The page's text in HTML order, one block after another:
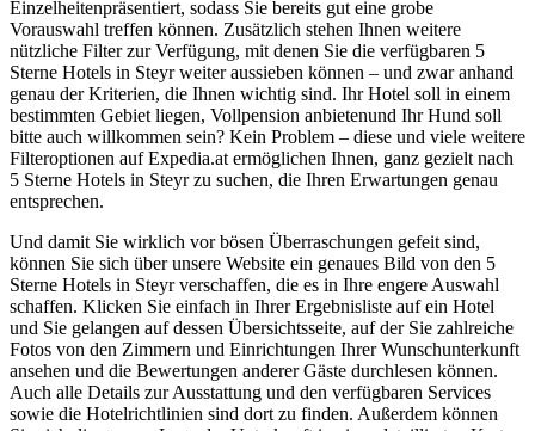
Einzelheitenpräsentiert, sodass Sie bereits gut eine grobe
Vorauswahl treffen können. Zusätzlich stehen Ihnen weitere
nützliche Filter zur Verfügung, mit denen Sie die verfügbaren 5
Sterne Hotels in Steyr weiter aussieben können – und zwar anhand
genau der Kriterien, die Ihnen wichtig sind. Ihr Hotel soll in einem
bestimmten Gebiet liegen, Vollpension anbietenund Ihr Hund soll
bitte auch willkommen sein? Kein Problem – diese und viele weitere
Filteroptionen auf Expedia.at ermöglichen Ihnen, ganz gezielt nach
5 Sterne Hotels in Steyr zu suchen, die Ihren Erwartungen genau
entsprechen.
Und damit Sie wirklich vor bösen Überraschungen gefeit sind,
können Sie sich über unsere Website ein genaues Bild von den 5
Sterne Hotels in Steyr verschaffen, die es in Ihre engere Auswahl
schaffen. Klicken Sie einfach in Ihrer Ergebnisliste auf ein Hotel
und Sie gelangen auf dessen Übersichtsseite, auf der Sie zahlreiche
Fotos von den Zimmern und Einrichtungen Ihrer Wunschunterkunft
ansehen und die Bewertungen anderer Gäste durchlesen können.
Auch alle Details zur Ausstattung und den verfügbaren Services
sowie die Hotelrichtlinien sind dort zu finden. Außerdem können